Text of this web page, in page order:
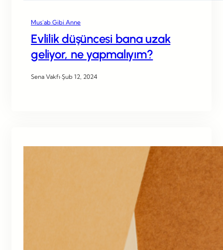
Mus’ab Gibi Anne
Evlilik düşüncesi bana uzak
geliyor, ne yapmalıyım?
Sena Vakfı·Şub 12, 2024